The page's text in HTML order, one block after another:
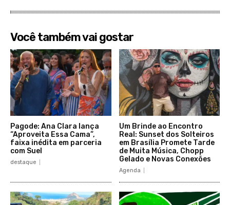
Você também vai gostar
Pagode: Ana Clara lança
“Aproveita Essa Cama”,
faixa inédita em parceria
com Suel
destaque
Um Brinde ao Encontro
Real: Sunset dos Solteiros
em Brasília Promete Tarde
de Muita Música, Chopp
Gelado e Novas Conexões
Agenda